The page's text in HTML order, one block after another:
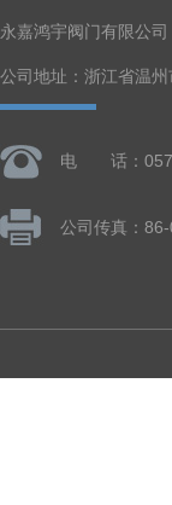
永嘉鸿宇阀门有限公司
公司地址：浙江省温
电 话：